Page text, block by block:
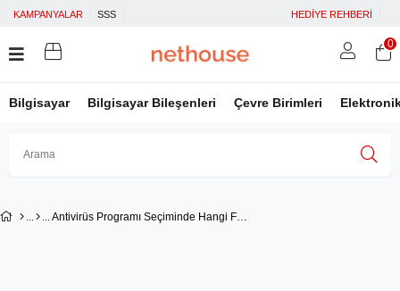
KAMPANYALAR SSS HEDİYE REHBERİ
Bilgisayar Bilgisayar Bileşenleri Çevre Birimleri
0
Antivirüs Programı Seçiminde Hangi Faktörler Önemlidir?